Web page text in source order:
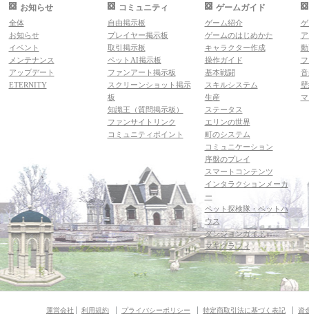
お知らせ
全体
お知らせ
イベント
メンテナンス
アップデート
ETERNITY
コミュニティ
自由掲示板
プレイヤー掲示板
取引掲示板
ペットAI掲示板
ファンアート掲示板
スクリーンショット掲示
板
知識王（質問掲示板）
ファンサイトリンク
コミュニティポイント
ゲームガイド
ゲーム紹介
ゲームのはじめかた
キャラクター作成
操作ガイド
基本戦闘
スキルシステム
生産
ステータス
エリンの世界
町のシステム
コミュニケーション
序盤のプレイ
スマートコンテンツ
インタラクションメーカ
ー
ペット探検隊・ペットハ
ウス
ダンジョンガイド
マギグラフィ
運営会社 利用規約 プライバシーポリシー 特定商取引法に基づく表記 資